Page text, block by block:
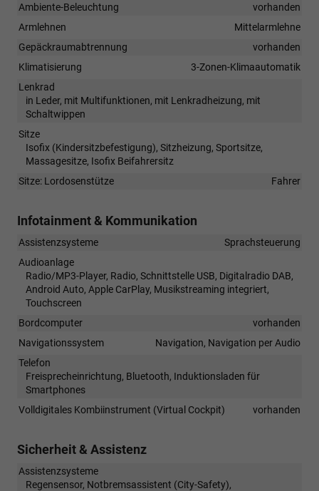
Ambiente-Beleuchtung
vorhanden
Armlehnen
Mittelarmlehne
Gepäckraumabtrennung
vorhanden
Klimatisierung
3-Zonen-Klimaautomatik
Lenkrad
in Leder, mit Multifunktionen, mit Lenkradheizung, mit
Schaltwippen
Sitze
Isofix (Kindersitzbefestigung), Sitzheizung, Sportsitze,
Massagesitze, Isofix Beifahrersitz
Sitze: Lordosenstütze
Fahrer
Infotainment & Kommunikation
Assistenzsysteme
Sprachsteuerung
Audioanlage
Radio/MP3-Player, Radio, Schnittstelle USB, Digitalradio DAB,
Android Auto, Apple CarPlay, Musikstreaming integriert,
Touchscreen
Bordcomputer
vorhanden
Navigationssystem
Navigation, Navigation per Audio
Telefon
Freisprecheinrichtung, Bluetooth, Induktionsladen für
Smartphones
Volldigitales Kombiinstrument (Virtual Cockpit)
vorhanden
Sicherheit & Assistenz
Assistenzsysteme
Regensensor, Notbremsassistent (City-Safety),